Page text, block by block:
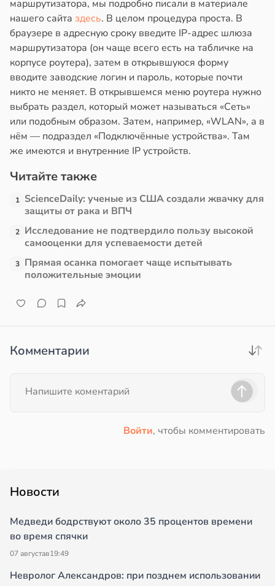
маршрутизатора, мы подробно писали в материале
нашего сайта здесь. В целом процедура проста. В
браузере в адресную сроку введите IP-адрес шлюза
маршрутизатора (он чаще всего есть на табличке на
корпусе роутера), затем в открывшуюся форму
вводите заводские логин и пароль, которые почти
никто не меняет. В открывшемся меню роутера нужно
выбрать раздел, который может называться «Сеть»
или подобным образом. Затем, например, «WLAN», а в
нём — подраздел «Подключённые устройства». Там
же имеются и внутренние IP устройств.
Читайте также
1 ScienceDaily: ученые из США создали жвачку для
защиты от рака и ВПЧ
2 Исследование не подтвердило пользу высокой
самооценки для успеваемости детей
3 Прямая осанка помогает чаще испытывать
положительные эмоции
Комментарии
Войти, чтобы комментировать
Новости
Медведи бодрствуют около 35 процентов времени
во время спячки
07 августав19:49
Невролог Александров: при позднем использовании